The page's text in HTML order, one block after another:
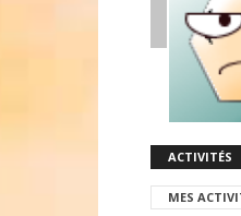
ACTIVITÉS
MES